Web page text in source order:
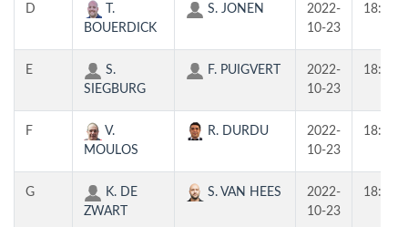
D
T.
BOUERDICK
S. JONEN
2022-
10-23
18:00
E
S.
SIEGBURG
F. PUIGVERT
2022-
10-23
18:00
F
V.
MOULOS
R. DURDU
2022-
10-23
18:00
G
K. DE
ZWART
S. VAN HEES
2022-
10-23
18:00